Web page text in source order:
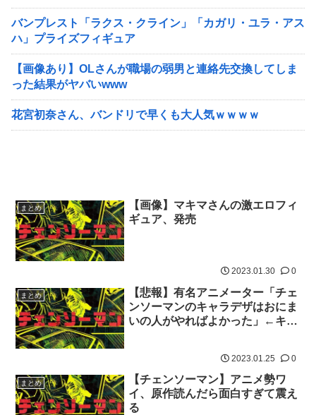
バンプレスト「ラクス・クライン」「カガリ・ユラ・アス
ハ」プライズフィギュア
【画像あり】OLさんが職場の弱男と連絡先交換してしま
った結果がヤバいwww
花宮初奈さん、バンドリで早くも大人気ｗｗｗｗ
まとめ
【画像】マキマさんの激エロフィ
ギュア、発売
2023.01.30 0
まとめ
【悲報】有名アニメーター「チェ
ンソーマンのキャラデザはおにま
いの人がやればよかった」←キャ
2023.01.25 0
まとめ
【チェンソーマン】アニメ勢ワ
イ、原作読んだら面白すぎて震え
る